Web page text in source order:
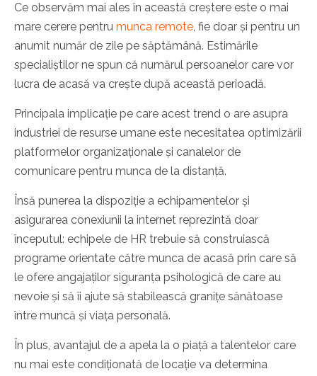
Ce observăm mai ales în această creștere este o mai
mare cerere pentru munca remote, fie doar și pentru un
anumit număr de zile pe săptămână. Estimările
specialiștilor ne spun că numărul persoanelor care vor
lucra de acasă va crește după această perioadă.
Principala implicație pe care acest trend o are asupra
industriei de resurse umane este necesitatea optimizării
platformelor organizaționale și canalelor de
comunicare pentru munca de la distanță.
Însă punerea la dispoziție a echipamentelor și
asigurarea conexiunii la internet reprezintă doar
începutul: echipele de HR trebuie să construiască
programe orientate către munca de acasă prin care să
le ofere angajaților siguranța psihologică de care au
nevoie și să îi ajute să stabilească granițe sănătoase
între muncă și viața personală.
În plus, avantajul de a apela la o piață a talentelor care
nu mai este condiționată de locație va determina